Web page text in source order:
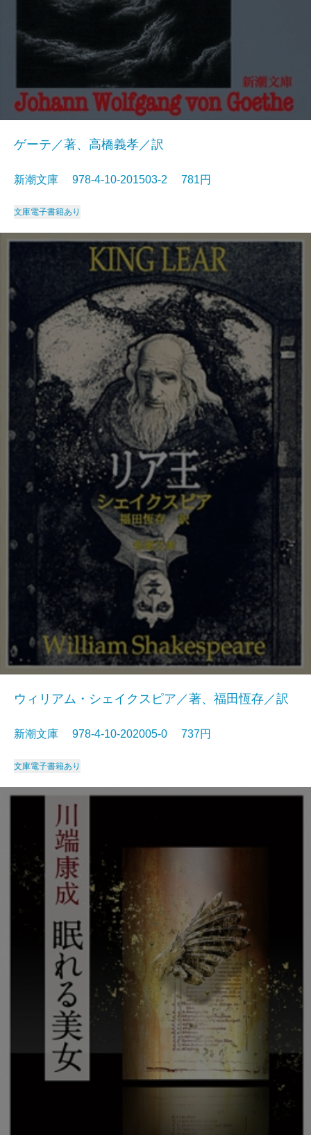
ゲーテ／著、高橋義孝／訳
新潮文庫 978-4-10-201503-2 781円
文庫電子書籍あり
ウィリアム・シェイクスピア／著、福田恆存／訳
新潮文庫 978-4-10-202005-0 737円
文庫電子書籍あり